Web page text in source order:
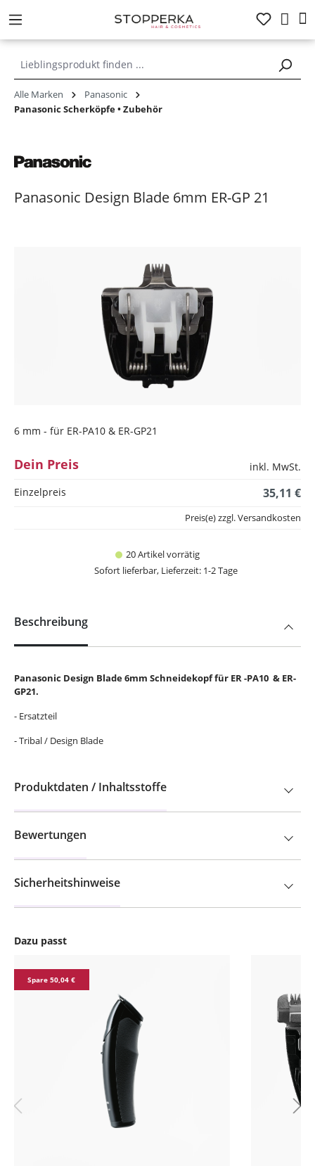
springen
Alle Marken
Panasonic
Panasonic Scherköpfe • Zubehör
Panasonic Design Blade 6mm ER-GP 21
6 mm - für ER-PA10 & ER-GP21
Dein Preis
inkl. MwSt.
Einzelpreis
35,11 €
20 Artikel vorrätig
Sofort lieferbar, Lieferzeit: 1-2 Tage
Preis(e) zzgl. Versandkosten
Dazu passt
Spare 50,04 €
Beschreibung
Panasonic Design Blade 6mm Schneidekopf für ER -PA10 & ER-
GP21.
- Ersatzteil
- Tribal / Design Blade
Produktdaten / Inhaltsstoffe
Bewertungen
Sicherheitshinweise